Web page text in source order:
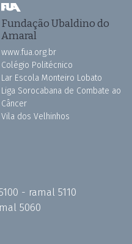
Fundação Ubaldino do
Amaral
www.fua.org.br
Colégio Politécnico
Lar Escola Monteiro Lobato
Liga Sorocabana de Combate ao
Câncer
Vila dos Velhinhos
- ramal 5110
5060